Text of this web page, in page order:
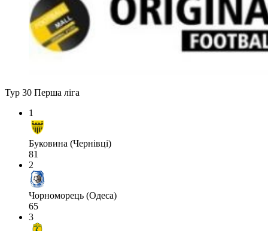
Тур 30 Перша ліга
1
Буковина (Чернівці)
81
2
Чорноморець (Одеса)
65
3